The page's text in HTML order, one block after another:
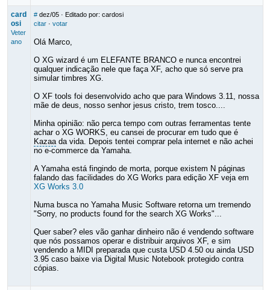
card
osi
Veter
ano
# dez/05· Editado por: cardosi
citar· votar
Olá Marco,
O XG wizard é um ELEFANTE BRANCO e nunca encontrei
qualquer indicação nele que faça XF, acho que só serve pra
simular timbres XG.
O XF tools foi desenvolvido acho que para Windows 3.11, nossa
mãe de deus, nosso senhor jesus cristo, trem tosco....
Minha opinião: não perca tempo com outras ferramentas tente
achar o XG WORKS, eu cansei de procurar em tudo que é
Kazaada vida. Depois tentei comprar pela internet e não achei
no e-commerce da Yamaha.
A Yamaha está fingindo de morta, porque existem N páginas
falando das facilidades do XG Works para edição XF veja em
XG Works 3.0
Numa busca no Yamaha Music Software retorna um tremendo
"Sorry, no products found for the search XG Works"...
Quer saber? eles vão ganhar dinheiro não é vendendo software
que nós possamos operar e distribuir arquivos XF, e sim
vendendo a MIDI preparada que custa USD 4.50 ou ainda USD
3.95 caso baixe via Digital Music Notebook protegido contra
cópias.